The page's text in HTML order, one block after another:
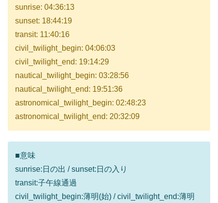
sunrise: 04:36:13
sunset: 18:44:19
transit: 11:40:16
civil_twilight_begin: 04:06:03
civil_twilight_end: 19:14:29
nautical_twilight_begin: 03:28:56
nautical_twilight_end: 19:51:36
astronomical_twilight_begin: 02:48:23
astronomical_twilight_end: 20:32:09
■意味
sunrise:日の出 / sunset:日の入り
transit:子午線通過
civil_twilight_begin:薄明(始) / civil_twilight_end:薄明